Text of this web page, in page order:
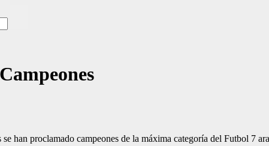
han proclamado campeones de la máxima categoría del Futbol 7